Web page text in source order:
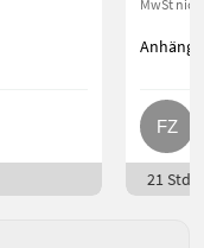
MwSt
21 Std.